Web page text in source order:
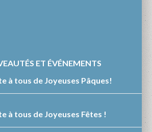
ET ÉVÉNEMENTS
à tous de Joyeuses Pâques!
à tous de Joyeuses Fêtes !